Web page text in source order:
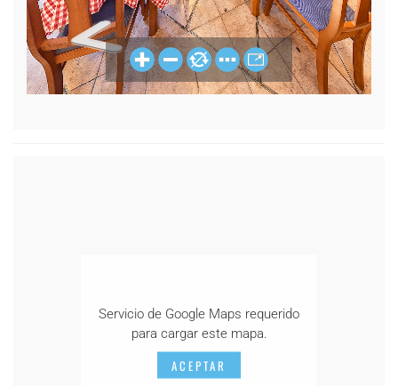
Servicio de Google Maps requerido
para cargar este mapa.
ACEPTAR